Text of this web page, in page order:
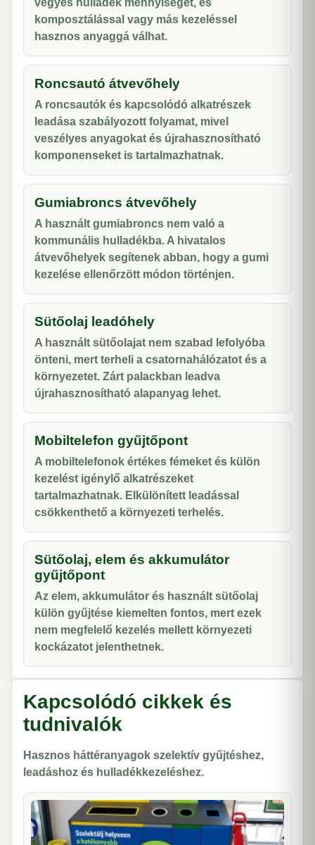
vegyes hulladék mennyiségét, és
komposztálással vagy más kezeléssel
hasznos anyaggá válhat.
Roncsautó átvevőhely
A roncsautók és kapcsolódó alkatrészek
leadása szabályozott folyamat, mivel
veszélyes anyagokat és újrahasznosítható
komponenseket is tartalmazhatnak.
Gumiabroncs átvevőhely
A használt gumiabroncs nem való a
kommunális hulladékba. A hivatalos
átvevőhelyek segítenek abban, hogy a gumi
kezelése ellenőrzött módon történjen.
Sütőolaj leadóhely
A használt sütőolajat nem szabad lefolyóba
önteni, mert terheli a csatornahálózatot és a
környezetet. Zárt palackban leadva
újrahasznosítható alapanyag lehet.
Mobiltelefon gyűjtőpont
A mobiltelefonok értékes fémeket és külön
kezelést igénylő alkatrészeket
tartalmazhatnak. Elkülönített leadással
csökkenthető a környezeti terhelés.
Sütőolaj, elem és akkumulátor
gyűjtőpont
Az elem, akkumulátor és használt sütőolaj
külön gyűjtése kiemelten fontos, mert ezek
nem megfelelő kezelés mellett környezeti
kockázatot jelenthetnek.
Kapcsolódó cikkek és
tudnivalók
Hasznos háttéranyagok szelektív gyűjtéshez,
leadáshoz és hulladékkezeléshez.